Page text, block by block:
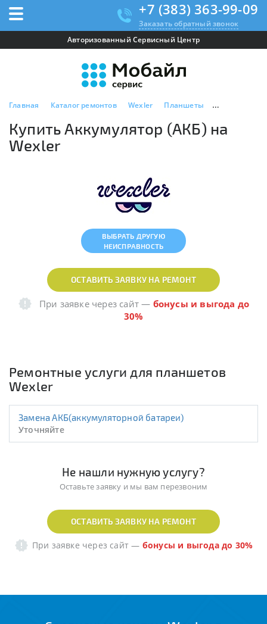
+7 (383) 363-99-09
Заказать обратный звонок
Авторизованный Сервисный Центр
Главная Каталог ремонтов Wexler Планшеты Купить
Купить Аккумулятор (АКБ) на
Wexler
ВЫБРАТЬ ДРУГУЮ
НЕИСПРАВНОСТЬ
ОСТАВИТЬ ЗАЯВКУ НА РЕМОНТ
При заявке через сайт— бонусы и выгода до
30%
Ремонтные услуги для планшетов
Wexler
Замена АКБ(аккумуляторной батареи)
Уточняйте
Не нашли нужную услугу?
Оставьте заявку и мы вам перезвоним
ОСТАВИТЬ ЗАЯВКУ НА РЕМОНТ
При заявке через сайт — бонусы и выгода до 30%